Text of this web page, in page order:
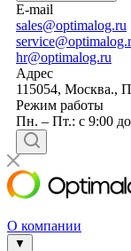
E-mail
sales@optimalog.ru
hr@optimalog.ru
Адрес
115054, Москва.,
Режим работы
Пн. – Пт.: с 9:00
О компании
▼